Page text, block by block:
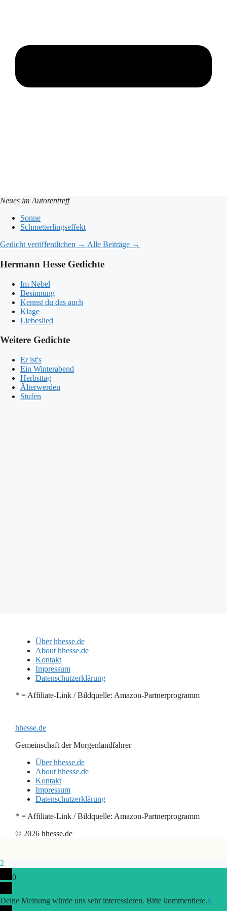
Neues im Autorentreff
Sonne
Schmetterlingseffekt
Gedicht veröffentlichen → Alle Beiträge →
Hermann Hesse Gedichte
Im Nebel
Besinnung
Kennst du das auch
Klage
Liebeslied
Weitere Gedichte
Er ist's
Ein Winterabend
Herbsttag
Älterwerden
Stufen
Über hhesse.de
About hhesse.de
Kontakt
Impressum
Datenschutzerklärung
* = Affiliate-Link / Bildquelle: Amazon-Partnerprogramm
hhesse.de
Gemeinschaft der Morgenlandfahrer
Über hhesse.de
About hhesse.de
Kontakt
Impressum
Datenschutzerklärung
* = Affiliate-Link / Bildquelle: Amazon-Partnerprogramm
© 2026 hhesse.de
2
0
Deine Meinung würde uns sehr interessieren. Bitte kommentiere.x